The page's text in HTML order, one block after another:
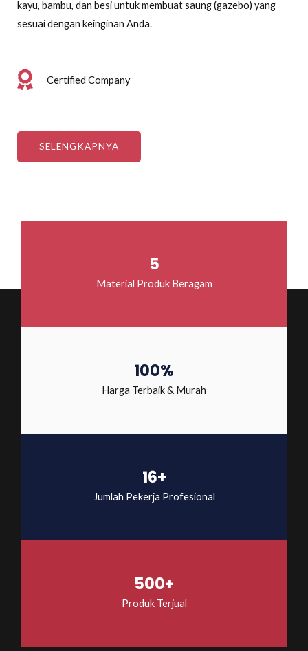
kayu, bambu, dan besi untuk membuat saung (gazebo) yang
sesuai dengan keinginan Anda.
Certified Company
SELENGKAPNYA
5
Material Produk Beragam
100%
Harga Terbaik & Murah
16+
Jumlah Pekerja Profesional
500+
Produk Terjual